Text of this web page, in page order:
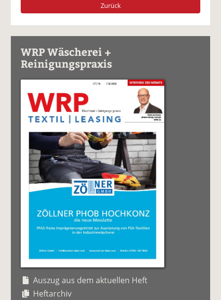
Zurück
WRP Wäscherei +
Reinigungspraxis
Auszug aus dem aktuellen Heft
Heftarchiv